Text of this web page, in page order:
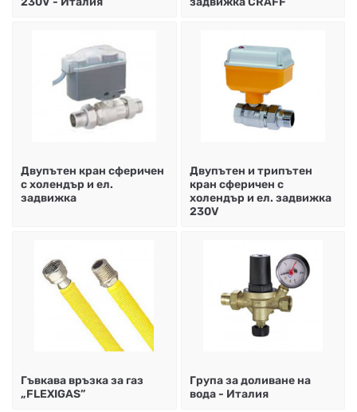
Двупътен кран сферичен
с холендър и ел.
задвижка
Двупътен и трипътен
кран сферичен с
холендър и ел. задвижка
230V
Гъвкава връзка за газ
„FLEXIGAS”
Група за доливане на
вода - Италия